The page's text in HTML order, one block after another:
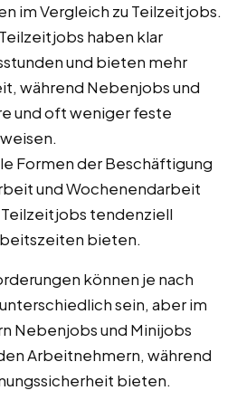
im Vergleich zu Teilzeitjobs.
Teilzeitjobs haben klar
und bieten mehr
während Nebenjobs und
und oft weniger feste
Formen der Beschäftigung
und Wochenendarbeit
tendenziell
bieten.
können je nach
sein, aber im
Nebenjobs und Minijobs
Arbeitnehmern, während
bieten.